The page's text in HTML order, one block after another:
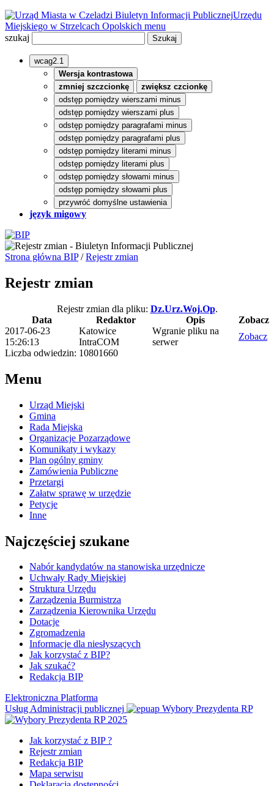
Biuletyn Informacji PublicznejUrzędu
Miejskiego w Strzelcach Opolskich menu
szukaj
wcag2.1
Wersja kontrastowa
zmniej szczcionkę
zwiększ czcionkę
odstęp pomiędzy wierszami minus
odstęp pomiędzy wierszami plus
odstęp pomiędzy paragrafami minus
odstęp pomiędzy paragrafami plus
odstęp pomiędzy literami minus
odstęp pomiędzy literami plus
odstęp pomiędzy słowami minus
odstęp pomiędzy słowami plus
przywróć domyślne ustawienia
język migowy
Strona główna BIP/Rejestr zmian
Rejestr zmian
Rejestr zmian dla pliku: Dz.Urz.Woj.Op.
Data
Redaktor Opis
Zobacz
2017-06-23
15:26:13
Katowice
IntraCOM
Wgranie pliku na
serwer
Zobacz
Liczba odwiedzin: 10801660
Menu
Urząd Miejski
Gmina
Rada Miejska
Organizacje Pozarządowe
Komunikaty i wykazy
Plan ogólny gminy
Zamówienia Publiczne
Przetargi
Załatw sprawę w urzędzie
Petycje
Inne
Najczęściej szukane
Nabór kandydatów na stanowiska urzędnicze
Uchwały Rady Miejskiej
Struktura Urzędu
Zarządzenia Burmistrza
Zarządzenia Kierownika Urzędu
Dotacje
Zgromadzenia
Informacje dla niesłyszących
Jak korzystać z BIP?
Jak szukać?
Redakcja BIP
Elektroniczna Platforma
Usług Administracji publicznej
Wybory Prezydenta RP
Jak korzystać z BIP ?
Rejestr zmian
Redakcja BIP
Mapa serwisu